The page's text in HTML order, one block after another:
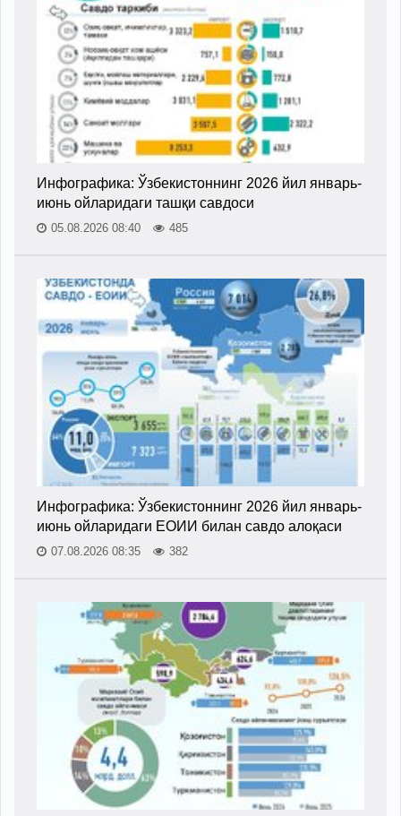
Инфографика: Ўзбекистоннинг 2026 йил январь-
июнь ойларидаги ташқи савдоси
05.08.2026 08:40 485
Инфографика: Ўзбекистоннинг 2026 йил январь-
июнь ойларидаги ЕОИИ билан савдо алоқаси
07.08.2026 08:35 382